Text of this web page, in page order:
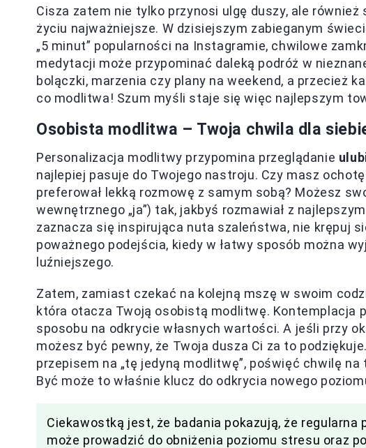
Cisza zatem nie tylko przynosi ulgę duszy, ale również
życiu najważniejsze. W dzisiejszym zabieganym
„5 minut” popularności na Instagramie, chwilowe
medytacji może przypominać daleką podróż w
bolączki, marzenia czy plany na weekend, a przecież
co modlitwa! Szum myśli staje się więc najlepszym
Osobista modlitwa – Twoja chwila dla
Personalizacja modlitwy przypomina przeglądanie
najlepiej pasuje do Twojego nastroju. Czy masz
preferował lekką rozmowę z samym sobą? Możesz
wewnętrznego „ja”) tak, jakbyś rozmawiał z
zaznacza się inspirująca nuta szaleństwa, nie krępuj
poważnego podejścia, kiedy w łatwy sposób można
luźniejszego.
Zatem, zamiast czekać na kolejną mszę w swoim
która otacza Twoją osobistą modlitwę. Kontemplacja
sposobu na odkrycie własnych wartości. A jeśli przy
możesz być pewny, że Twoja dusza Ci za to
przepisem na „tę jedyną modlitwę”, poświęć chwilę
Być może to właśnie klucz do odkrycia nowego
Ciekawostką jest, że badania pokazują, że
może prowadzić do obniżenia poziomu stresu oraz